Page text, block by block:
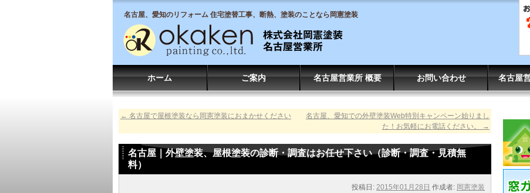
名古屋、愛知のリフォーム 住宅塗替工事、断熱、塗装のことなら岡憲塗装
ホーム ご案内 名古屋営業所 概要 お問い合わせ 名古屋
← 名古屋で屋根塗装なら岡憲塗装におまかせください
名古屋、愛知での外壁塗装Web特別キャンペーン始りまし
た！お気軽にお電話ください。
→
名古屋｜外壁塗装、屋根塗装の診断・調査はお任せ下さい（診断・調査・見積無
料）
投稿日: 2015年01月28日 作成者: 岡憲塗装